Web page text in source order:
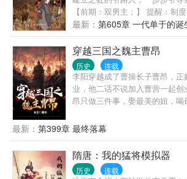
【前期：双男主；】 提醒：制
生产力谈制度，一切都是虚妄。
最新： 第605章 一代单于的诞
穿越三国之魏主曹昂
历史 连载
李阳穿越成了曹操长子曹昂，
业，他二话不说加入曹营一起
昂只做三件事，娶最美的妞，喝
最新： 第399章 最终落幕
隋唐：我的猛将模拟器
历史 连载